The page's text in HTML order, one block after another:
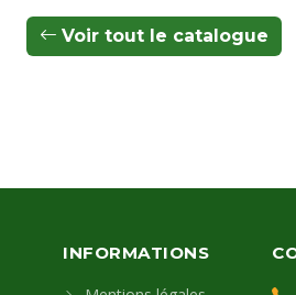
Voir tout le catalogue
INFORMATIONS